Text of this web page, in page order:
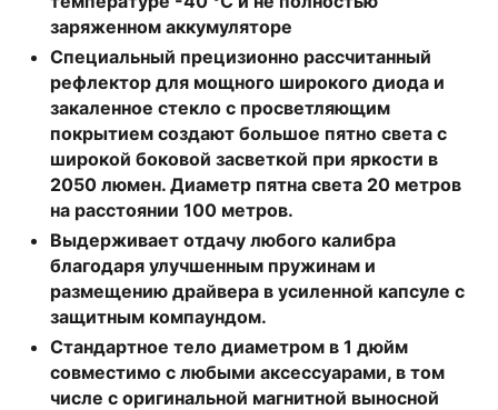
заряженном аккумуляторе
Специальный прецизионно рассчитанный
рефлектор для мощного широкого диода и
закаленное стекло с просветляющим
покрытием создают большое пятно света с
широкой боковой засветкой при яркости в
2050 люмен. Диаметр пятна света 20 метров
на расстоянии 100 метров.
Выдерживает отдачу любого калибра
благодаря улучшенным пружинам и
размещению драйвера в усиленной капсуле с
защитным компаундом.
Стандартное тело диаметром в 1 дюйм
совместимо с любыми аксессуарами, в том
числе с оригинальной магнитной выносной